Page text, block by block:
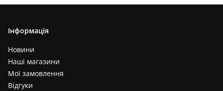
Інформація
Новини
Наші магазини
Мої замовлення
Відгуки